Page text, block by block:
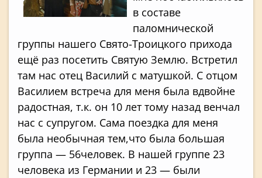
в составе
паломнической
группы нашего Свято-Троицкого прихода
ещё раз посетить Святую Землю. Встретил
там нас отец Василий с матушкой. С отцом
Василием встреча для меня была вдвойне
радостная, т.к. он 10 лет тому назад венчал
нас с супругом. Сама поездка для меня
была необычная тем,что была большая
группа — 56человек. В нашей группе 23
человека из Германии и 23 — были